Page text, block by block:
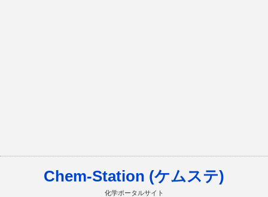
Chem-Station (ケムステ)
化学ポータルサイト